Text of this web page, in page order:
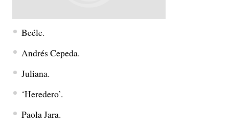
Beéle.
Andrés Cepeda.
Juliana.
‘Heredero’.
Paola Jara.